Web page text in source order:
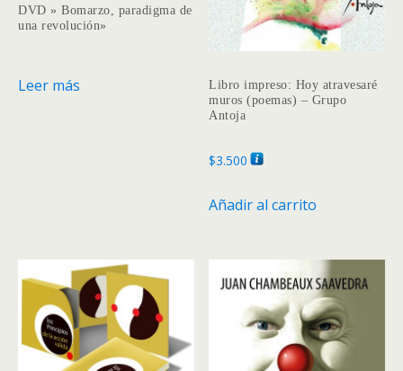
DVD » Bomarzo, paradigma de
una revolución»
Leer más
Libro impreso: Hoy atravesaré
muros (poemas) – Grupo
Antoja
$3.500
Añadir al carrito